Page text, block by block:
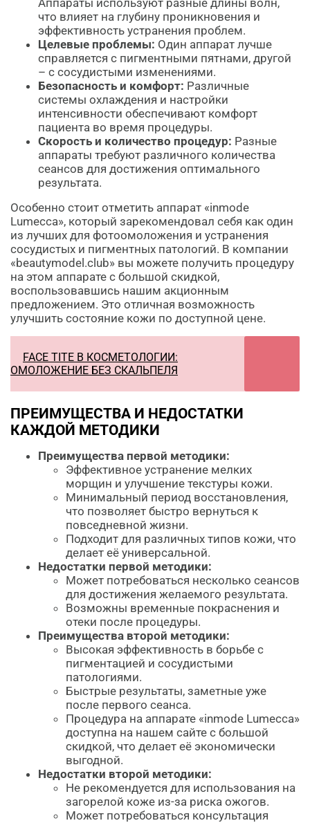
Аппараты используют разные длины волн,
что влияет на глубину проникновения и
эффективность устранения проблем.
Целевые проблемы: Один аппарат лучше
справляется с пигментными пятнами, другой
– с сосудистыми изменениями.
Безопасность и комфорт: Различные
системы охлаждения и настройки
интенсивности обеспечивают комфорт
пациента во время процедуры.
Скорость и количество процедур: Разные
аппараты требуют различного количества
сеансов для достижения оптимального
результата.
Особенно стоит отметить аппарат «inmode
Lumecca», который зарекомендовал себя как один
из лучших для фотоомоложения и устранения
сосудистых и пигментных патологий. В компании
«beautymodel.club» вы можете получить процедуру
на этом аппарате с большой скидкой,
воспользовавшись нашим акционным
предложением. Это отличная возможность
улучшить состояние кожи по доступной цене.
FACE TITE В КОСМЕТОЛОГИИ:
ОМОЛОЖЕНИЕ БЕЗ СКАЛЬПЕЛЯ
ПРЕИМУЩЕСТВА И НЕДОСТАТКИ
КАЖДОЙ МЕТОДИКИ
Преимущества первой методики:
Эффективное устранение мелких
морщин и улучшение текстуры кожи.
Минимальный период восстановления,
что позволяет быстро вернуться к
повседневной жизни.
Подходит для различных типов кожи, что
делает её универсальной.
Недостатки первой методики:
Может потребоваться несколько сеансов
для достижения желаемого результата.
Возможны временные покраснения и
отеки после процедуры.
Преимущества второй методики:
Высокая эффективность в борьбе с
пигментацией и сосудистыми
патологиями.
Быстрые результаты, заметные уже
после первого сеанса.
Процедура на аппарате «inmode Lumecca»
доступна на нашем сайте с большой
скидкой, что делает её экономически
выгодной.
Недостатки второй методики:
Не рекомендуется для использования на
загорелой коже из-за риска ожогов.
Может потребоваться консультация